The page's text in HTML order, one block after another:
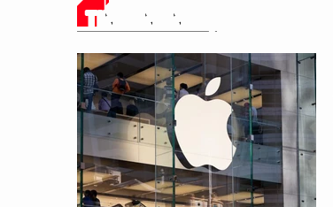
TIN CÔNG NGHỆ